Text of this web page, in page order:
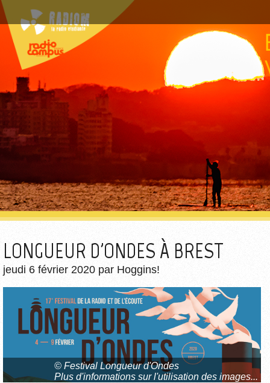
LONGUEUR D'ONDES À BREST
jeudi 6 février 2020 par Hoggins!
© Festival Longueur d'Ondes
Plus d'informations sur l'utilisation des images...